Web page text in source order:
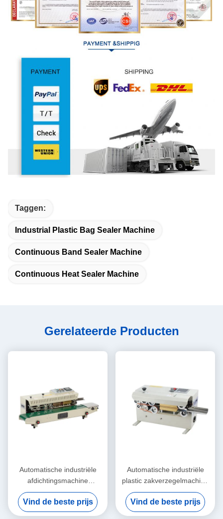
Taggen:
Industrial Plastic Bag Sealer Machine
Continuous Band Sealer Machine
Continuous Heat Sealer Machine
Gerelateerde Producten
Automatische industriële
afdichtingsmachine
Vermoeidheidsbestendige
continue band
warmteverzegel
Vind de beste prijs
Automatische industriële
plastic zakverzegelmachine
Elektrisch aangedreven type
milieuvriendelijk
Vind de beste prijs